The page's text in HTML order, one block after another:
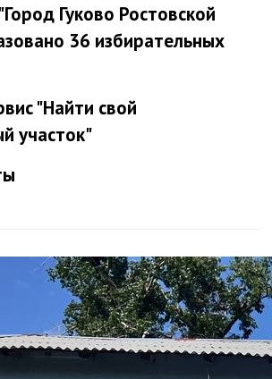
Гуково Ростовской
36 избирательных
"Найти свой
участок"